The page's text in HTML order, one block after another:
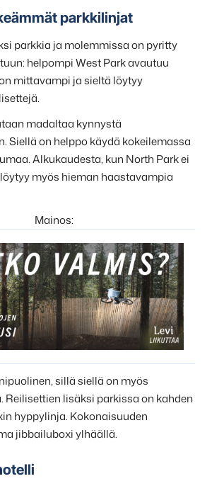
parkkilinjat
parkkia ja molemmissa on pyritty
helpompi West Park avautuu
mittavampi ja sieltä löytyy
madaltaa kynnystä
Siellä on helppo käydä kokeilemassa
Alkukaudesta, kun North Park ei
myös hieman haastavampia
Mainos:
sillä siellä on myös
Reilisettien lisäksi parkissa on kahden
hyppylinja. Kokonaisuuden
jibbailuboxi ylhäällä.